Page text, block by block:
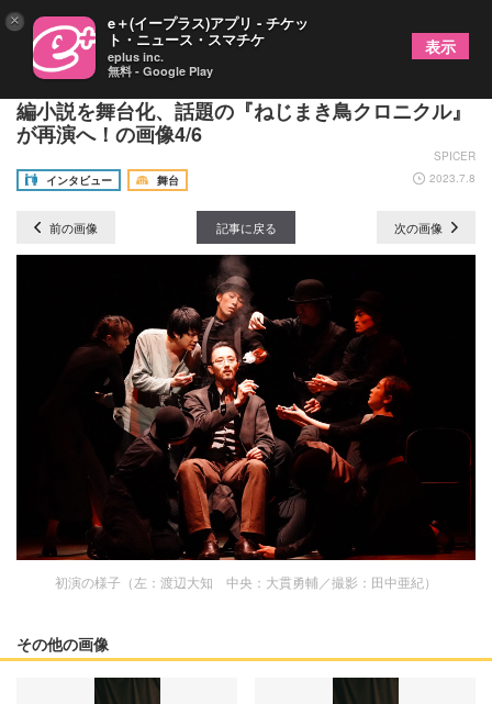
大貫勇輔＆首藤康之にインタビュー～村上春樹の長
編小説を舞台化、話題の『ねじまき鳥クロニクル』
が再演へ！の画像4/6
SPICER
インタビュー
舞台 2023.7.8
前の画像 記事に戻る 次の画像
初演の様子（左：渡辺大知 中央：大貫勇輔／撮影：田中亜紀）
その他の画像
× e＋(イープラス)アプリ - チケッ
ト・ニュース・スマチケ
eplus inc.
無料 - Google Play
表示